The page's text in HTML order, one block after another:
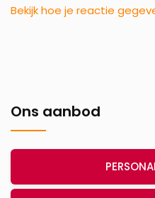
Bekijk hoe je reactie
Ons aanbod